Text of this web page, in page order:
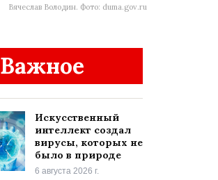
Вячеслав Володин. Фото: duma.gov.ru
Важное
Искусственный
интеллект создал
вирусы, которых не
было в природе
6 августа 2026 г.